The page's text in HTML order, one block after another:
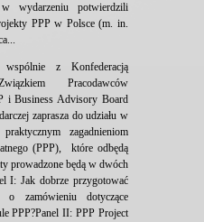
wydarzeniu potwierdzili
PPP w Polsce (m. in.
z Konfederacją
Pracodawców
i Business Advisory Board
zaprasza do udziału w
zagadnieniom
(PPP), które odbędą
prowadzone będą w dwóch
I: Jak dobrze przygotować
o zamówieniu dotyczące
PPP?Panel II: PPP Project